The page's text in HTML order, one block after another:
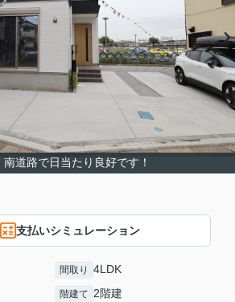
南道路で日当たり良好です！
支払いシミュレーション
間取り 4LDK
階建て 2階建